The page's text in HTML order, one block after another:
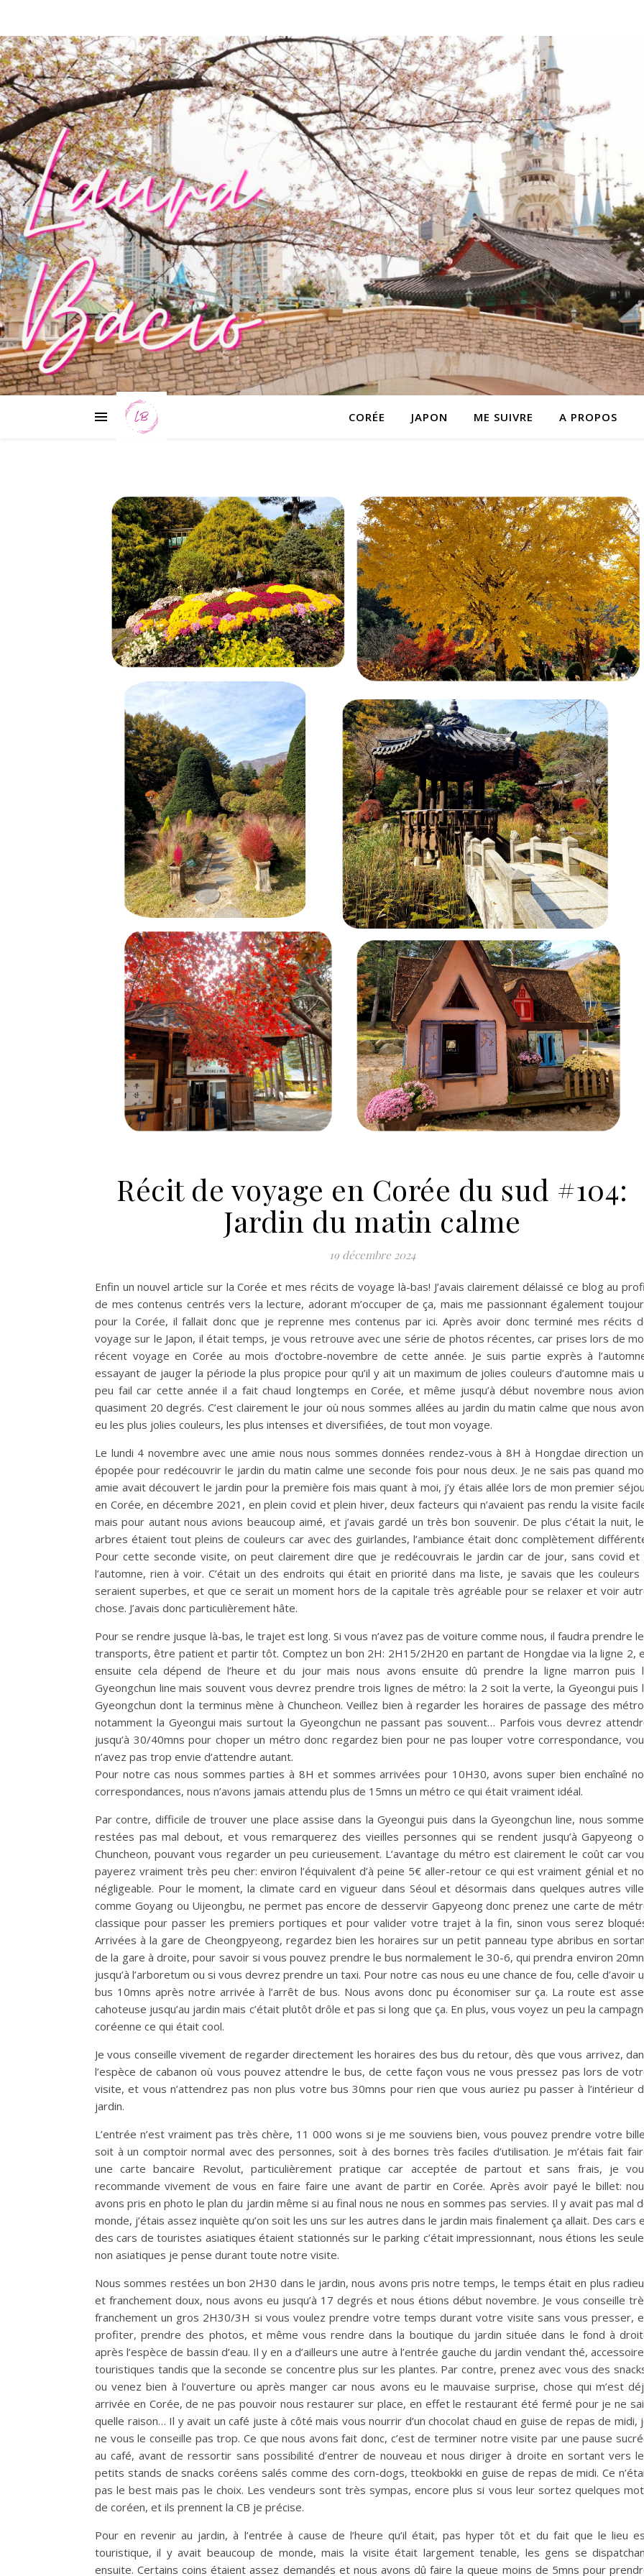
CORÉE JAPON ME SUIVRE A PROPOS
Récit de voyage en Corée du sud #104:
Jardin du matin calme
19 décembre 2024
Enfin un nouvel article sur la Corée et mes récits de voyage là-bas! J’avais clairement délaissé ce blog au
de mes contenus centrés vers la lecture, adorant m’occuper de ça, mais me passionnant également
pour la Corée, il fallait donc que je reprenne mes contenus par ici. Après avoir donc terminé mes récits
voyage sur le Japon, il était temps, je vous retrouve avec une série de photos récentes, car prises lors de
récent voyage en Corée au mois d’octobre-novembre de cette année. Je suis partie exprès à
essayant de jauger la période la plus propice pour qu’il y ait un maximum de jolies couleurs d’automne mais
peu fail car cette année il a fait chaud longtemps en Corée, et même jusqu’à début novembre nous
quasiment 20 degrés. C’est clairement le jour où nous sommes allées au jardin du matin calme que nous
eu les plus jolies couleurs, les plus intenses et diversifiées, de tout mon voyage.
Le lundi 4 novembre avec une amie nous nous sommes données rendez-vous à 8H à Hongdae direction
épopée pour redécouvrir le jardin du matin calme une seconde fois pour nous deux. Je ne sais pas quand
amie avait découvert le jardin pour la première fois mais quant à moi, j’y étais allée lors de mon premier
en Corée, en décembre 2021, en plein covid et plein hiver, deux facteurs qui n’avaient pas rendu la visite
mais pour autant nous avions beaucoup aimé, et j’avais gardé un très bon souvenir. De plus c’était la nuit,
arbres étaient tout pleins de couleurs car avec des guirlandes, l’ambiance était donc complètement
Pour cette seconde visite, on peut clairement dire que je redécouvrais le jardin car de jour, sans covid et
l’automne, rien à voir. C’était un des endroits qui était en priorité dans ma liste, je savais que les couleurs
seraient superbes, et que ce serait un moment hors de la capitale très agréable pour se relaxer et voir
chose. J’avais donc particulièrement hâte.
Pour se rendre jusque là-bas, le trajet est long. Si vous n’avez pas de voiture comme nous, il faudra prendre
transports, être patient et partir tôt. Comptez un bon 2H: 2H15/2H20 en partant de Hongdae via la ligne 2,
ensuite cela dépend de l’heure et du jour mais nous avons ensuite dû prendre la ligne marron puis
Gyeongchun line mais souvent vous devrez prendre trois lignes de métro: la 2 soit la verte, la Gyeongui puis
Gyeongchun dont la terminus mène à Chuncheon. Veillez bien à regarder les horaires de passage des
notamment la Gyeongui mais surtout la Gyeongchun ne passant pas souvent… Parfois vous devrez
jusqu’à 30/40mns pour choper un métro donc regardez bien pour ne pas louper votre correspondance,
n’avez pas trop envie d’attendre autant.
Pour notre cas nous sommes parties à 8H et sommes arrivées pour 10H30, avons super bien enchaîné
correspondances, nous n’avons jamais attendu plus de 15mns un métro ce qui était vraiment idéal.
Par contre, difficile de trouver une place assise dans la Gyeongui puis dans la Gyeongchun line, nous
restées pas mal debout, et vous remarquerez des vieilles personnes qui se rendent jusqu’à Gapyeong
Chuncheon, pouvant vous regarder un peu curieusement. L’avantage du métro est clairement le coût car
payerez vraiment très peu cher: environ l’équivalent d’à peine 5€ aller-retour ce qui est vraiment génial et
négligeable. Pour le moment, la climate card en vigueur dans Séoul et désormais dans quelques autres
comme Goyang ou Uijeongbu, ne permet pas encore de desservir Gapyeong donc prenez une carte de
classique pour passer les premiers portiques et pour valider votre trajet à la fin, sinon vous serez
Arrivées à la gare de Cheongpyeong, regardez bien les horaires sur un petit panneau type abribus en
de la gare à droite, pour savoir si vous pouvez prendre le bus normalement le 30-6, qui prendra environ
jusqu’à l’arboretum ou si vous devrez prendre un taxi. Pour notre cas nous eu une chance de fou, celle d’avoir
bus 10mns après notre arrivée à l’arrêt de bus. Nous avons donc pu économiser sur ça. La route est
cahoteuse jusqu’au jardin mais c’était plutôt drôle et pas si long que ça. En plus, vous voyez un peu la
coréenne ce qui était cool.
Je vous conseille vivement de regarder directement les horaires des bus du retour, dès que vous arrivez,
l’espèce de cabanon où vous pouvez attendre le bus, de cette façon vous ne vous pressez pas lors de
visite, et vous n’attendrez pas non plus votre bus 30mns pour rien que vous auriez pu passer à l’intérieur
jardin.
L’entrée n’est vraiment pas très chère, 11 000 wons si je me souviens bien, vous pouvez prendre votre
soit à un comptoir normal avec des personnes, soit à des bornes très faciles d’utilisation. Je m’étais fait
une carte bancaire Revolut, particulièrement pratique car acceptée de partout et sans frais, je
recommande vivement de vous en faire faire une avant de partir en Corée. Après avoir payé le billet:
avons pris en photo le plan du jardin même si au final nous ne nous en sommes pas servies. Il y avait pas mal
monde, j’étais assez inquiète qu’on soit les uns sur les autres dans le jardin mais finalement ça allait. Des cars
des cars de touristes asiatiques étaient stationnés sur le parking c’était impressionnant, nous étions les
non asiatiques je pense durant toute notre visite.
Nous sommes restées un bon 2H30 dans le jardin, nous avons pris notre temps, le temps était en plus
et franchement doux, nous avons eu jusqu’à 17 degrés et nous étions début novembre. Je vous conseille
franchement un gros 2H30/3H si vous voulez prendre votre temps durant votre visite sans vous presser,
profiter, prendre des photos, et même vous rendre dans la boutique du jardin située dans le fond à
après l’espèce de bassin d’eau. Il y en a d’ailleurs une autre à l’entrée gauche du jardin vendant thé,
touristiques tandis que la seconde se concentre plus sur les plantes. Par contre, prenez avec vous des
ou venez bien à l’ouverture ou après manger car nous avons eu le mauvaise surprise, chose qui m’est
arrivée en Corée, de ne pas pouvoir nous restaurer sur place, en effet le restaurant été fermé pour je ne
quelle raison… Il y avait un café juste à côté mais vous nourrir d’un chocolat chaud en guise de repas de midi,
ne vous le conseille pas trop. Ce que nous avons fait donc, c’est de terminer notre visite par une pause
au café, avant de ressortir sans possibilité d’entrer de nouveau et nous diriger à droite en sortant vers
petits stands de snacks coréens salés comme des corn-dogs, tteokbokki en guise de repas de midi. Ce
pas le best mais pas le choix. Les vendeurs sont très sympas, encore plus si vous leur sortez quelques
de coréen, et ils prennent la CB je précise.
Pour en revenir au jardin, à l’entrée à cause de l’heure qu’il était, pas hyper tôt et du fait que le lieu
touristique, il y avait beaucoup de monde, mais la visite était largement tenable, les gens se
ensuite. Certains coins étaient assez demandés et nous avons dû faire la queue moins de 5mns pour